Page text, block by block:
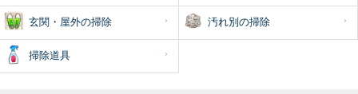
玄関・屋外の掃除 汚れ別の掃除
掃除道具